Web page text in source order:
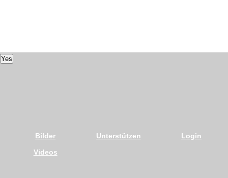
Yes
Bilder
Videos
Unterstützen Login